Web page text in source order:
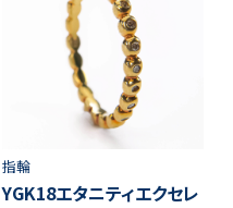
指輪
YGK18エタニティエクセレ